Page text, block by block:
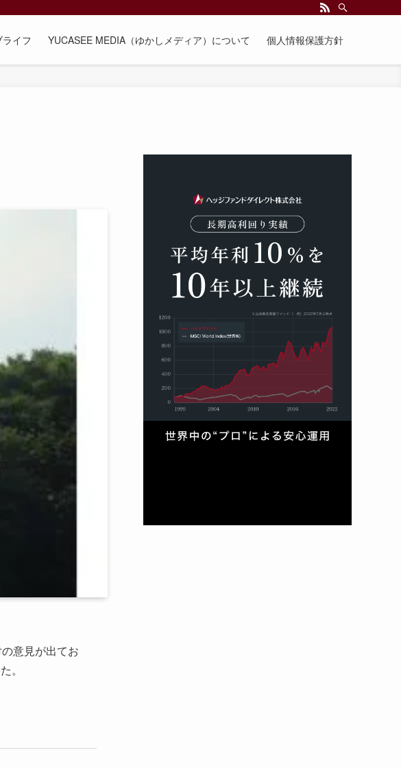
イフ YUCASEE MEDIA（ゆかしメディア）について 個人情報保護方針
意見が出てお
。